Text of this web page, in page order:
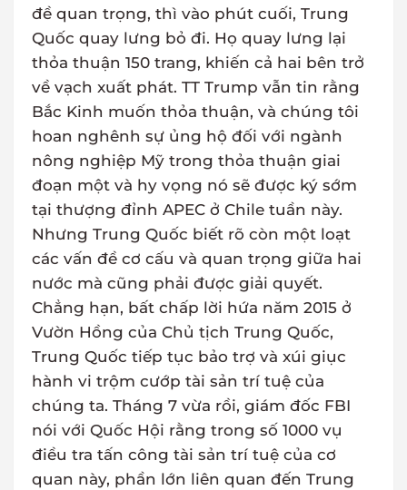
đề quan trọng, thì vào phút cuối, Trung
Quốc quay lưng bỏ đi. Họ quay lưng lại
thỏa thuận 150 trang, khiến cả hai bên trở
về vạch xuất phát. TT Trump vẫn tin rằng
Bắc Kinh muốn thỏa thuận, và chúng tôi
hoan nghênh sự ủng hộ đối với ngành
nông nghiệp Mỹ trong thỏa thuận giai
đoạn một và hy vọng nó sẽ được ký sớm
tại thượng đỉnh APEC ở Chile tuần này.
Nhưng Trung Quốc biết rõ còn một loạt
các vấn đề cơ cấu và quan trọng giữa hai
nước mà cũng phải được giải quyết.
Chẳng hạn, bất chấp lời hứa năm 2015 ở
Vườn Hồng của Chủ tịch Trung Quốc,
Trung Quốc tiếp tục bảo trợ và xúi giục
hành vi trộm cướp tài sản trí tuệ của
chúng ta. Tháng 7 vừa rồi, giám đốc FBI
nói với Quốc Hội rằng trong số 1000 vụ
điều tra tấn công tài sản trí tuệ của cơ
quan này, phần lớn liên quan đến Trung